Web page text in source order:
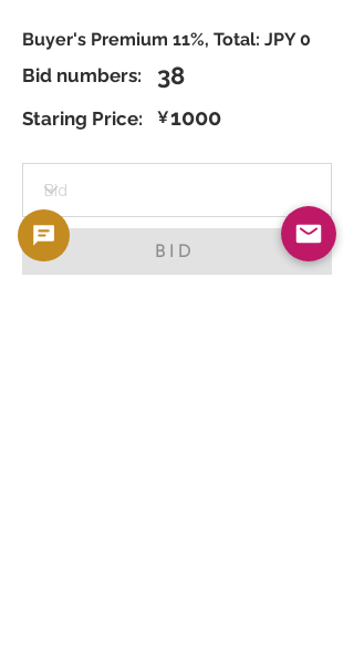
Buyer's Premium 11%, Total: JPY 0
Bid numbers: 38
Staring Price: ¥1000
BID